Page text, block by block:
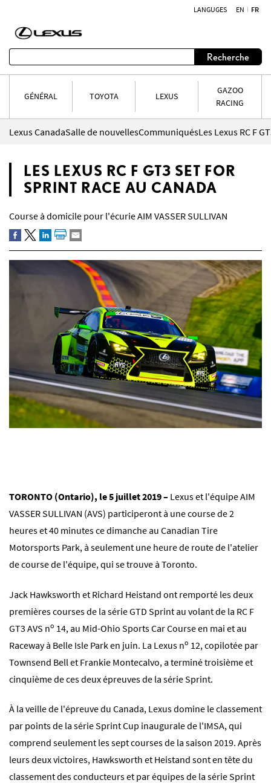
LANGUGES EN FR
Recherche
GÉNÉRAL TOYOTA LEXUS
GAZOO
RACING
Lexus CanadaSalle de nouvellesCommuniquésLes Lexus RC F
LES LEXUS RC F GT3 SET FOR
SPRINT RACE AU CANADA
Course à domicile pour l'écurie AIM VASSER SULLIVAN
TORONTO (Ontario), le 5 juillet 2019 – Lexus et l'équipe AIM
VASSER SULLIVAN (AVS) participeront à une course de 2
heures et 40 minutes ce dimanche au Canadian Tire
Motorsports Park, à seulement une heure de route de l'atelier
de course de l'équipe, qui se trouve à Toronto.
Jack Hawksworth et Richard Heistand ont remporté les deux
premières courses de la série GTD Sprint au volant de la RC F
GT3 AVS no 14, au Mid-Ohio Sports Car Course en mai et au
Raceway à Belle Isle Park en juin. La Lexus no 12, copilotée par
Townsend Bell et Frankie Montecalvo, a terminé troisième et
cinquième de ces deux épreuves de la série Sprint.
À la veille de l'épreuve du Canada, Lexus domine le classement
par points de la série Sprint Cup inaugurale de l'IMSA, qui
comprend seulement les sept courses de la saison 2019. Après
leurs deux victoires, Hawksworth et Heistand sont en tête du
classement des conducteurs et par équipes de la série Sprint